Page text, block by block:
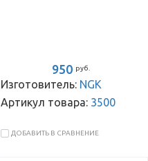
950 руб.
Изготовитель: NGK
Артикул товара: 3500
ДОБАВИТЬ В СРАВНЕНИЕ